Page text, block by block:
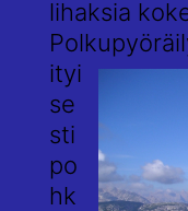
lihaksia
ityi
se
sti
po
hk